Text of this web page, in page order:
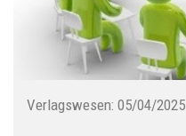
Verlagswesen: 05/04/2025